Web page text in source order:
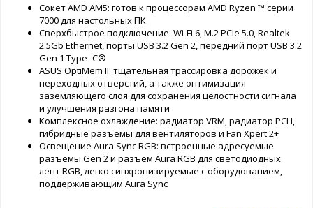
Сокет AMD AM5: готов к процессорам AMD Ryzen ™ серии
7000 для настольных ПК
Сверхбыстрое подключение: Wi-Fi 6, M.2 PCIe 5.0, Realtek
2.5Gb Ethernet, порты USB 3.2 Gen 2, передний порт USB 3.2
Gen 1 Type- C®
ASUS OptiMem II: тщательная трассировка дорожек и
переходных отверстий, а также оптимизация
заземляющего слоя для сохранения целостности сигнала
и улучшения разгона памяти
Комплексное охлаждение: радиатор VRM, радиатор PCH,
гибридные разъемы для вентиляторов и Fan Xpert 2+
Освещение Aura Sync RGB: встроенные адресуемые
разъемы Gen 2 и разъем Aura RGB для светодиодных
лент RGB, легко синхронизируемые с оборудованием,
поддерживающим Aura Sync